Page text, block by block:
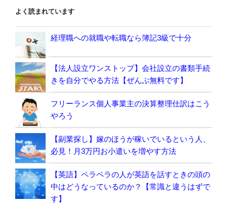
よく読まれています
経理職への就職や転職なら簿記3級で十分
【法人設立ワンストップ】会社設立の書類手続
きを自分でやる方法【ぜんぶ無料です】
フリーランス個人事業主の決算整理仕訳はこう
やろう
【副業探し】嫁のほうが稼いでいるという人、
必見！月3万円お小遣いを増やす方法
【英語】ペラペラの人が英語を話すときの頭の
中はどうなっているのか？【常識と違うはずで
す】